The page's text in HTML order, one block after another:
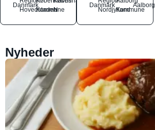
Danmark
Hovedstaden
Kommune
N
Danmark
NordjyllandKommune
Aalborg
Nyheder